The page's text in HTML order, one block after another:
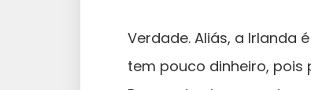
Verdade. Aliás, a Irlanda
tem pouco dinheiro,